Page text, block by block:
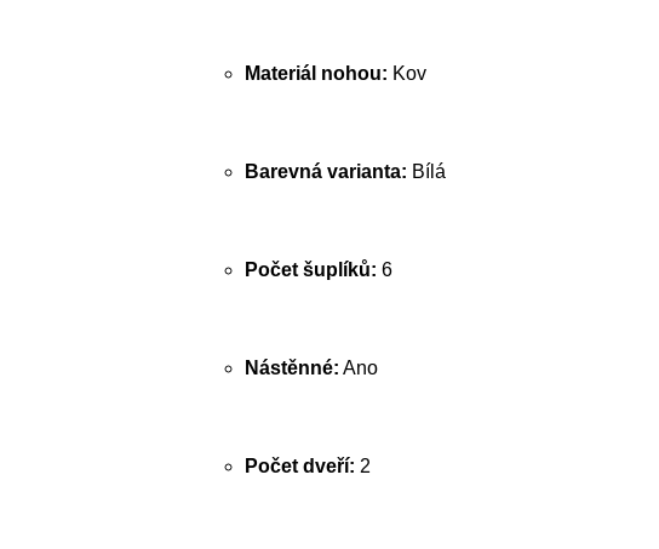
Materiál nohou: Kov
Barevná varianta: Bílá
Počet šuplíků: 6
Nástěnné: Ano
Počet dveří: 2